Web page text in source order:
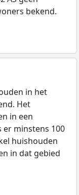
bekend.
in het
Het
in een
er minstens 100
huishouden
in dat gebied